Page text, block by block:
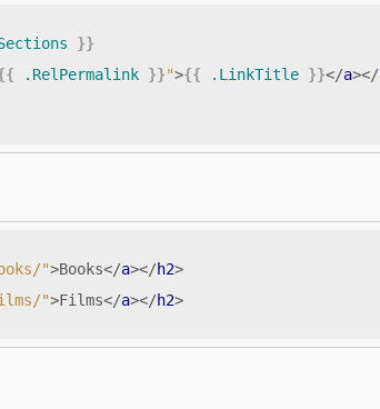
}}
.RelPermalink }}">{{ .LinkTitle }}</a></
">Books</a></h2>
">Films</a></h2>